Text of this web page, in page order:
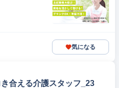
気になる
合える介護スタッフ_23